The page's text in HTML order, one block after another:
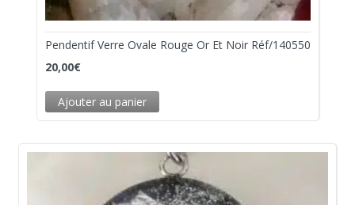
Pendentif Verre Ovale Rouge Or Et Noir Réf/140550
20,00€
Ajouter au panier